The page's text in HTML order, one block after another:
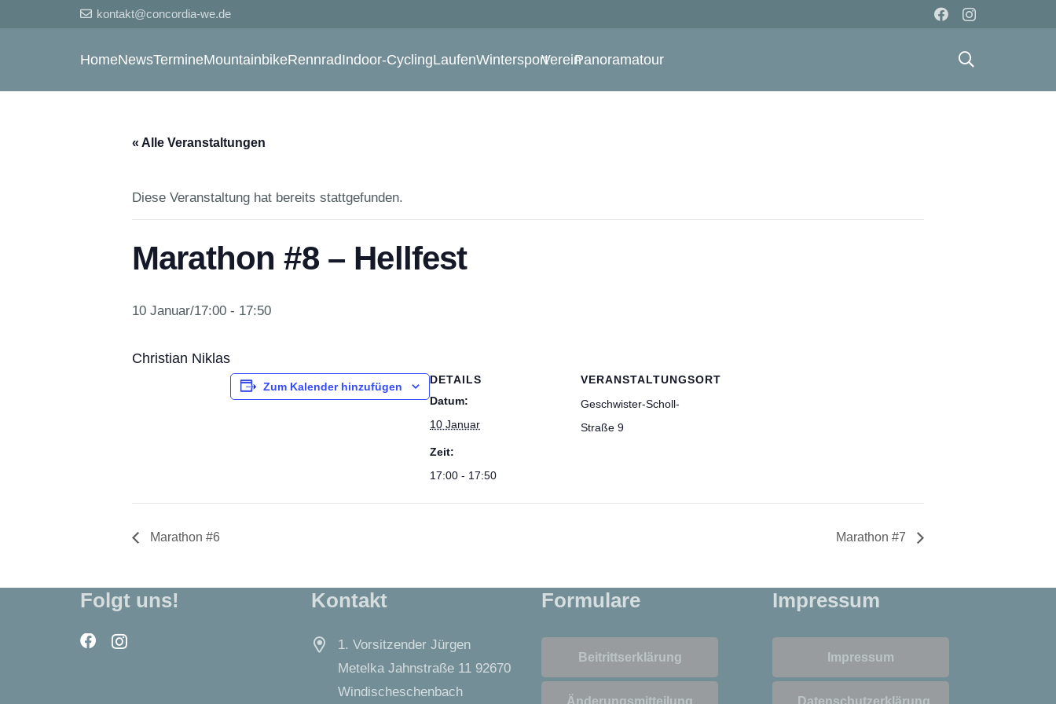
kontakt@concordia-we.de
HomeNewsTermineMountainbikeRennradIndoor-CyclingLaufenWintersportVereinPanoramatour
« Alle Veranstaltungen
Diese Veranstaltung hat bereits stattgefunden.
Marathon #8 – Hellfest
10 Januar/17:00 - 17:50
Christian Niklas
Zum Kalender hinzufügen
DETAILS
Datum:
10 Januar
Zeit:
17:00 - 17:50
VERANSTALTUNGSORT
Geschwister-Scholl-
Straße 9
Marathon #6 Marathon #7
Folgt uns! Kontakt
1. Vorsitzender Jürgen
Metelka Jahnstraße 11 92670
Windischeschenbach
Formulare
Beitrittserklärung
Impressum
Impressum